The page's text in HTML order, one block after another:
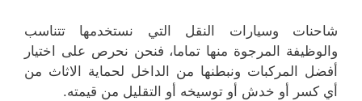
شاحنات وسيارات النقل التي نستخدمها تتناسب
والوظيفة المرجوة منها تماما، فنحن نحرص على اختيار
أفضل المركبات ونبطنها من الداخل لحماية الاثاث من
أي كسر أو خدش أو توسيخه أو التقليل من قيمته.